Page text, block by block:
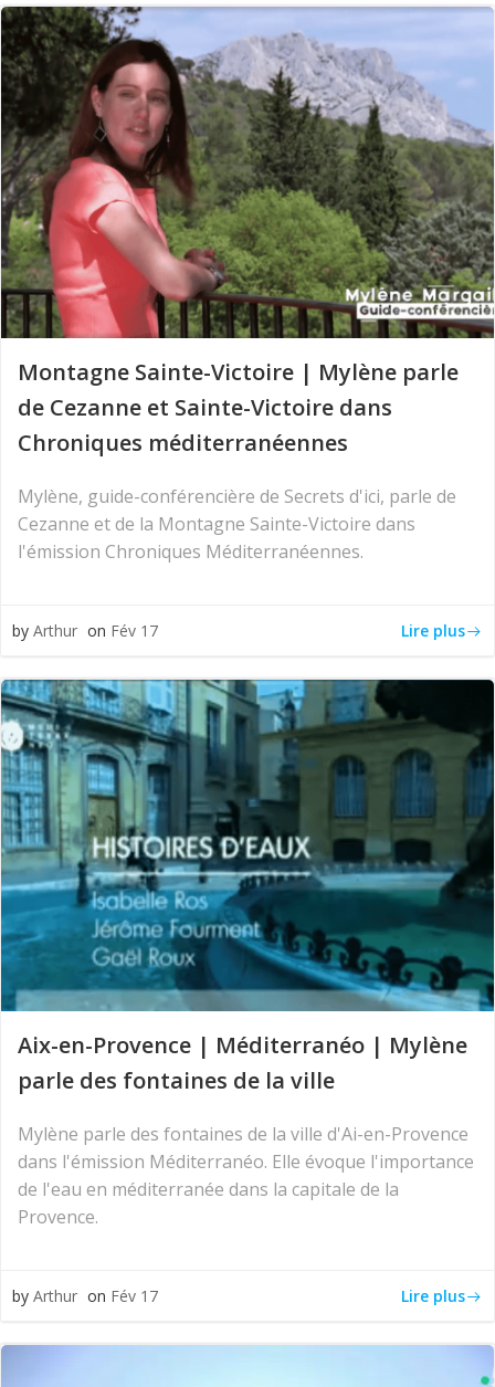
Montagne Sainte-Victoire | Mylène parle
de Cezanne et Sainte-Victoire dans
Chroniques méditerranéennes
Mylène, guide-conférencière de Secrets d'ici, parle de
Cezanne et de la Montagne Sainte-Victoire dans
l'émission Chroniques Méditerranéennes.
by Arthur on Fév 17 Lire plus
Aix-en-Provence | Méditerranéo | Mylène
parle des fontaines de la ville
Mylène parle des fontaines de la ville d'Ai-en-Provence
dans l'émission Méditerranéo. Elle évoque l'importance
de l'eau en méditerranée dans la capitale de la
Provence.
by Arthur on Fév 17 Lire plus